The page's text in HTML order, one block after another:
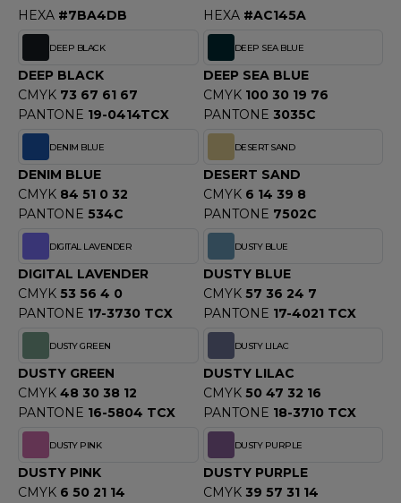
CLOTHING
DENIM
JAYS
ONE TOWELLING
CITY
HEXA #7BA4DB
HEXA #AC145A
DEEP BLACK
DEEP BLACK
CMYK 73 67 61 67
PANTONE 19-0414TCX
DEEP SEA BLUE
DEEP SEA BLUE
CMYK 100 30 19 76
PANTONE 3035C
DENIM BLUE
DENIM BLUE
CMYK 84 51 0 32
PANTONE 534C
DESERT SAND
DESERT SAND
CMYK 6 14 39 8
PANTONE 7502C
DIGITAL LAVENDER
DIGITAL LAVENDER
CMYK 53 56 4 0
PANTONE 17-3730 TCX
DUSTY BLUE
DUSTY BLUE
CMYK 57 36 24 7
PANTONE 17-4021 TCX
DUSTY GREEN
DUSTY GREEN
CMYK 48 30 38 12
PANTONE 16-5804 TCX
DUSTY LILAC
DUSTY LILAC
CMYK 50 47 32 16
PANTONE 18-3710 TCX
DUSTY PINK
DUSTY PINK
CMYK 6 50 21 14
DUSTY PURPLE
DUSTY PURPLE
CMYK 39 57 31 14